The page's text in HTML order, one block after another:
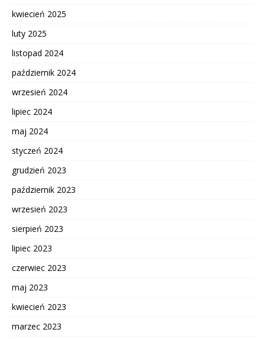
kwiecień 2025
luty 2025
listopad 2024
październik 2024
wrzesień 2024
lipiec 2024
maj 2024
styczeń 2024
grudzień 2023
październik 2023
wrzesień 2023
sierpień 2023
lipiec 2023
czerwiec 2023
maj 2023
kwiecień 2023
marzec 2023